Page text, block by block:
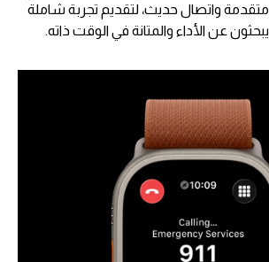
واتصال حديث، لتقديم تجربة شاملة
عن الأداء والمتانة في الوقت ذاته.